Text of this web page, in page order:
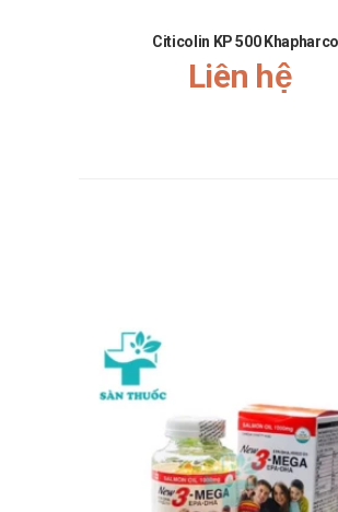
✓ Đội ngũ Dược Sĩ tư vấn sử
✓ Cam kết giá thành hợp lý nhất
Citicolin KP 500 Khapharco
Liên hệ